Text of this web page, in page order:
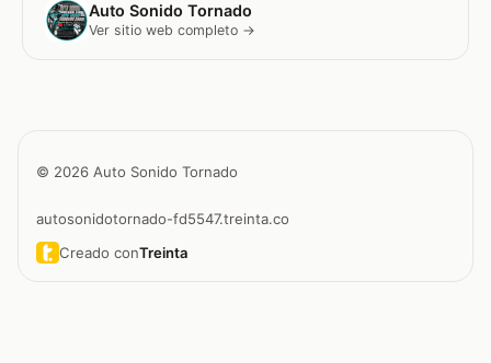
Auto Sonido Tornado
Ver sitio web completo →
© 2026 Auto Sonido Tornado
autosonidotornado-fd5547.treinta.co
Creado conTreinta